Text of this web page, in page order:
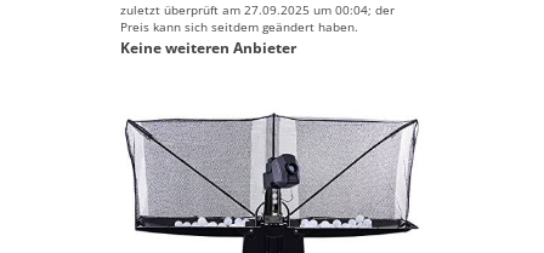
zuletzt überprüft am 27.09.2025 um 00:04; der
Preis kann sich seitdem geändert haben.
Keine weiteren Anbieter